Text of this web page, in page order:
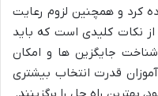
کرد و همچنین لزوم رعایت
نمره سالانه 7 و معدل کل 10، از نکات کلیدی است که باید
جایگزین ها و امکان
قدرت انتخاب بیشتری